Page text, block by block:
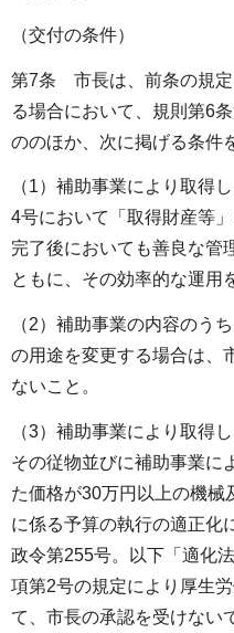
（交付の条件）
第7条 市長は、前条の規定
る場合において、規則第6
ののほか、次に掲げる条件
（1）補助事業により取得
4号において「取得財産等
完了後においても善良な管
ともに、その効率的な運用
（2）補助事業の内容のう
の用途を変更する場合は、
ないこと。
（3）補助事業により取得
その従物並びに補助事業に
た価格が30万円以上の機械
に係る予算の執行の適正化
政令第255号。以下「適化
項第2号の規定により厚生
て、市長の承認を受けない